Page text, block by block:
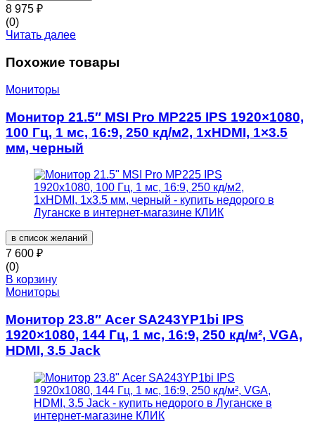
8 975 ₽
(0)
Читать далее
Похожие товары
Мониторы
Монитор 21.5″ MSI Pro MP225 IPS 1920×1080,
100 Гц, 1 мс, 16:9, 250 кд/м2, 1xHDMI, 1×3.5
мм, черный
в список желаний
7 600 ₽
(0)
В корзину
Мониторы
Монитор 23.8″ Acer SA243YP1bi IPS
1920×1080, 144 Гц, 1 мс, 16:9, 250 кд/м², VGA,
HDMI, 3.5 Jack